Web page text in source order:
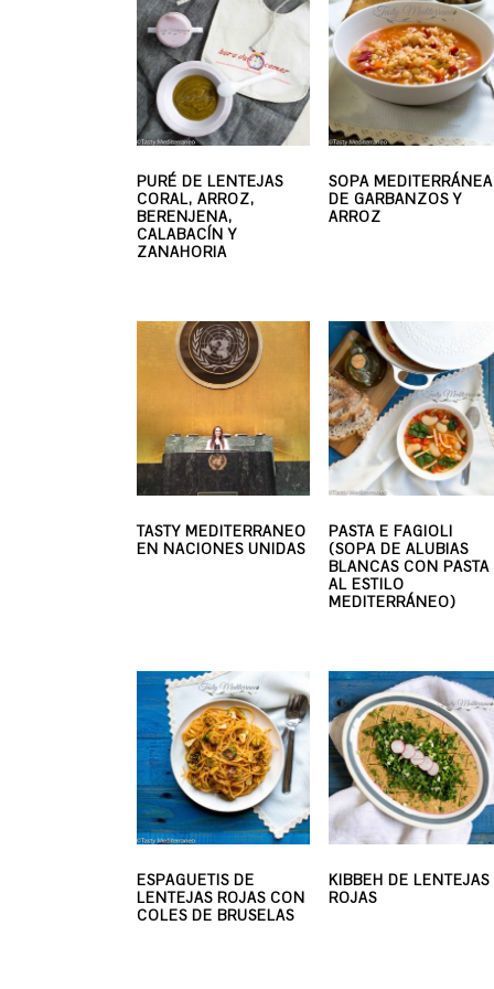
PURÉ DE LENTEJAS
CORAL, ARROZ,
BERENJENA,
CALABACÍN Y
ZANAHORIA
SOPA MEDITERRÁNEA
DE GARBANZOS Y
ARROZ
TASTY MEDITERRANEO
EN NACIONES UNIDAS
PASTA E FAGIOLI
(SOPA DE ALUBIAS
BLANCAS CON PASTA
AL ESTILO
MEDITERRÁNEO)
ESPAGUETIS DE
LENTEJAS ROJAS CON
COLES DE BRUSELAS
KIBBEH DE LENTEJAS
ROJAS